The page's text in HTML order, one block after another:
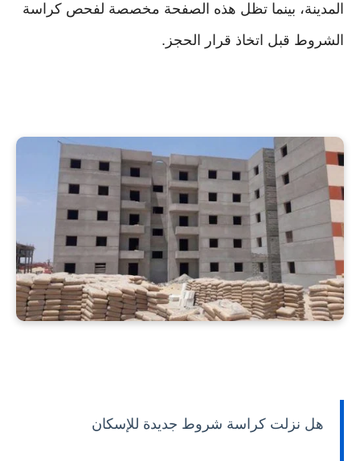
المدينة، بينما تظل هذه الصفحة مخصصة لفحص كراسة
الشروط قبل اتخاذ قرار الحجز.
هل نزلت كراسة شروط جديدة للإسكان